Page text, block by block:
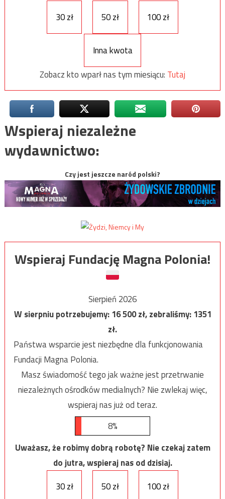
30 zł 50 zł 100 zł
Inna kwota
Zobacz kto wparł nas tym miesiącu: Tutaj
Wspieraj niezależne
wydawnictwo:
Czy jest jeszcze naród polski?
Wspieraj Fundację Magna Polonia!
Sierpień 2026
W sierpniu potrzebujemy:16 500zł, zebraliśmy:1351
zł.
Państwa wsparcie jest niezbędne dla funkcjonowania
Fundacji Magna Polonia.
Masz świadomość tego jak ważne jest przetrwanie
niezależnych ośrodków medialnych? Nie zwlekaj więc,
wspieraj nas już od teraz.
8%
Uważasz, że robimy dobrą robotę? Nie czekaj zatem
do jutra, wspieraj nas od dzisiaj.
30 zł
50 zł 100 zł